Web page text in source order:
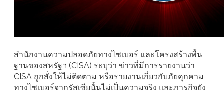
สำนักงานความปลอดภัยทางไซเบอร์ และโครงสร้างพื้น
ฐานของสหรัฐฯ (CISA) ระบุว่า ข่าวที่มีการรายงานว่า
CISA ถูกสั่งให้ไม่ติดตาม หรือรายงานเกี่ยวกับภัยคุกคาม
ทางไซเบอร์จากรัสเซียนั้นไม่เป็นความจริง และภารกิจยัง